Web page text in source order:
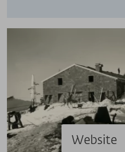
Website